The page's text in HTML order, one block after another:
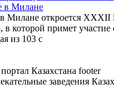
в Милане
в Милане откроется XXXII
в которой примет участие
из 103 с
заведения